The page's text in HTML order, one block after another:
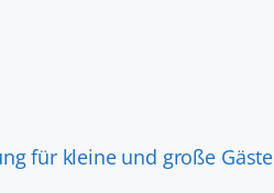
für kleine und große Gäste